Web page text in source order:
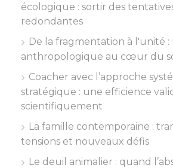
écologique : sortir des
redondantes
De la fragmentation à l'unité :
anthropologique au cœur du
Coacher avec l’approche
stratégique : une efficience
scientifiquement
La famille contemporaine :
tensions et nouveaux défis
Le deuil animalier : quand